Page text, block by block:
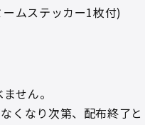
ムステッカー1枚付)
せん。
くなり次第、配布終了と